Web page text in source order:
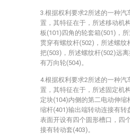
3.根据权利要求2所述的一种汽
置，其特征在于，所述移动机
板(101)四角的轮套箱(501)，
贯穿有螺纹杆(502)，所述螺纹
把(503)，所述螺纹杆(502)远
有万向轮(504)。
4.根据权利要求2所述的一种
置，其特征在于，所述固定机
定块(104)内侧的第二电动伸缩
缩杆(401)输出端转动连接有转
表面开设有四个圆形槽口，四
接有转动套(403)。